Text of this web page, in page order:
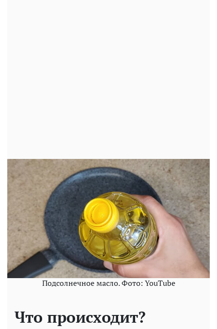
Подсолнечное масло. Фото: YouTube
Что происходит?